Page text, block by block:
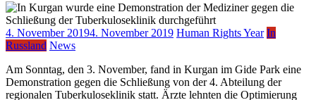
4. November 20194. November 2019 Human Rights Year In
Russland News
Am Sonntag, den 3. November, fand in Kurgan im Gide Park eine
Demonstration gegen die Schließung von der 4. Abteilung der
regionalen Tuberkuloseklinik statt. Ärzte lehnten die Optimierung